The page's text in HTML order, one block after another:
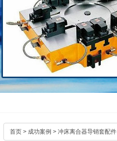
首页 > 成功案例 > 冲床离合器导销套配件